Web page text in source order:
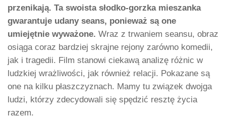
przenikają. Ta swoista słodko-gorzka mieszanka
gwarantuje udany seans, ponieważ są one
umiejętnie wyważone. Wraz z trwaniem seansu, obraz
osiąga coraz bardziej skrajne rejony zarówno komedii,
jak i tragedii. Film stanowi ciekawą analizę różnic w
ludzkiej wrażliwości, jak również relacji. Pokazane są
one na kilku płaszczyznach. Mamy tu związek dwojga
ludzi, którzy zdecydowali się spędzić resztę życia
razem.